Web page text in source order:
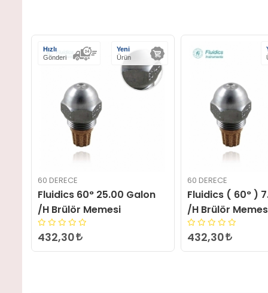
Yeni
Ürün
60 DERECE
Fluidics ( 60° ) 7.00 Galon
/H Brülör Memesi
432,30
60 DERECE
Fluidics ( 60° )
/H Brülör
432,30